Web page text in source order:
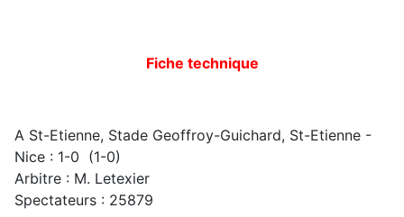
Fiche technique
A St-Etienne, Stade Geoffroy-Guichard, St-Etienne -
Nice : 1-0 (1-0)
Arbitre : M. Letexier
Spectateurs : 25879